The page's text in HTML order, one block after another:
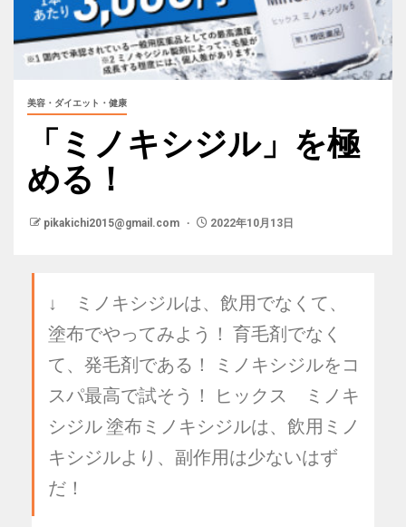
美容・ダイエット・健康
「ミノキシジル」を極
める！
pikakichi2015@gmail.com 2022年10月13日
↓ ミノキシジルは、飲用でなくて、
塗布でやってみよう！ 育毛剤でなく
て、発毛剤である！ ミノキシジルをコ
スパ最高で試そう！ ヒックス ミノキ
シジル 塗布ミノキシジルは、飲用ミノ
キシジルより、副作用は少ないはず
だ！